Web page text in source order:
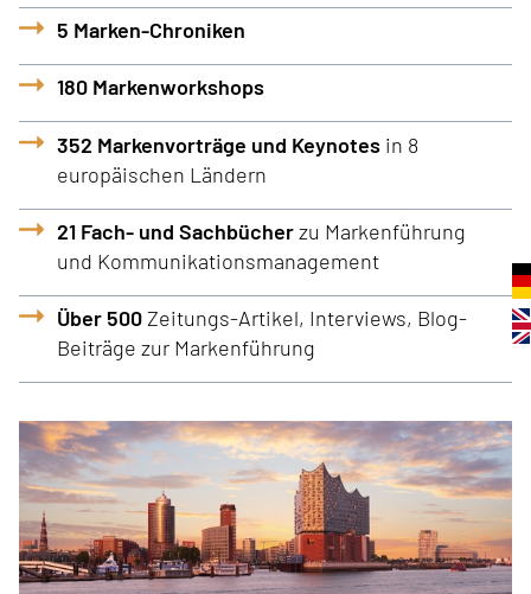
5 Marken-Chroniken
180 Markenworkshops
352 Markenvorträge und Keynotesin 8
europäischen Ländern
21 Fach- und Sachbücherzu Markenführung
und Kommunikationsmanagement
Über 500Zeitungs-Artikel, Interviews, Blog-
Beiträge zur Markenführung